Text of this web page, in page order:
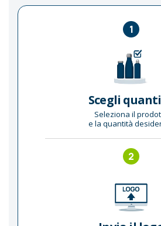
1
Scegli
Seleziona il
e la quantità
2